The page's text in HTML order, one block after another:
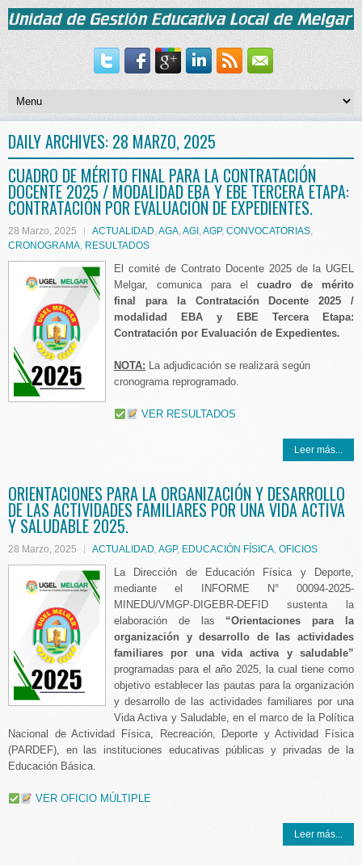
DAILY ARCHIVES: 28 MARZO, 2025
CUADRO DE MÉRITO FINAL PARA LA CONTRATACIÓN
DOCENTE 2025 / MODALIDAD EBA Y EBE TERCERA ETAPA:
CONTRATACIÓN POR EVALUACIÓN DE EXPEDIENTES.
28 Marzo, 2025 ACTUALIDAD,AGA,AGI ,AGP, CONVOCATORIAS,
CRONOGRAMA, RESULTADOS
El comité de Contrato Docente 2025 de la UGEL
Melgar, comunica para el cuadro de mérito
final para la Contratación Docente 2025 /
modalidad EBA y EBE Tercera Etapa:
Contratación por Evaluación de Expedientes.
NOTA: La adjudicación se realizará según
cronograma reprogramado.
VER RESULTADOS
Leer más...
ORIENTACIONES PARA LA ORGANIZACIÓN Y DESARROLLO
DE LAS ACTIVIDADES FAMILIARES POR UNA VIDA ACTIVA
Y SALUDABLE 2025.
28 Marzo, 2025 ACTUALIDAD,AGP, EDUCACIÓN FÍSICA, OFICIOS
La Dirección de Educación Física y Deporte,
mediante el INFORME N° 00094-2025-
MINEDU/VMGP-DIGEBR-DEFID sustenta la
elaboración de las “Orientaciones para la
organización y desarrollo de las actividades
familiares por una vida activa y saludable”
programadas para el año 2025, la cual tiene como
objetivo establecer las pautas para la organización
y desarrollo de las actividades familiares por una
Vida Activa y Saludable, en el marco de la Política
Nacional de Actividad Física, Recreación, Deporte y Actividad Física
(PARDEF), en las instituciones educativas públicas y privadas de la
Educación Básica.
VER OFICIO MÚLTIPLE
Leer más...